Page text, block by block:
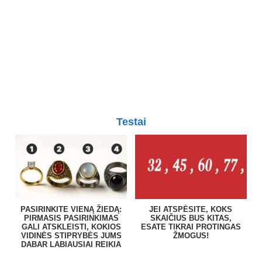
Testai
PASIRINKITE VIENĄ ŽIEDĄ:
PIRMASIS PASIRINKIMAS
GALI ATSKLEISTI, KOKIOS
VIDINĖS STIPRYBĖS JUMS
DABAR LABIAUSIAI REIKIA
JEI ATSPĖSITE, KOKS
SKAIČIUS BUS KITAS,
ESATE TIKRAI PROTINGAS
ŽMOGUS!